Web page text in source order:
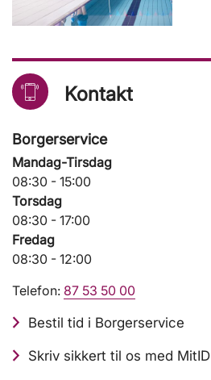
Kontakt
Borgerservice
Mandag-Tirsdag
08:30 - 15:00
Torsdag
08:30 - 17:00
Fredag
08:30 - 12:00
Telefon: 87 53 50 00
Bestil tid i Borgerservice
Skriv sikkert til os med MitID